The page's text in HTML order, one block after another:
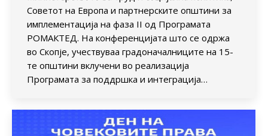
Советот на Европа и партнерските општини за
имплементација на фаза II од Програмата
РОМАКТЕД. На конференцијата што се одржа
во Скопје, учествуваа градоначалниците на 15-
те општини вклучени во реализација
Програмата за поддршка и интеграција…